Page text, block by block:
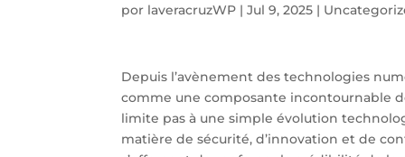
por laveracruzWP |Jul 9, 2025 |
Depuis l’avènement des technologies
comme une composante incontournable
limite pas à une simple évolution
matière de sécurité, d’innovation et de